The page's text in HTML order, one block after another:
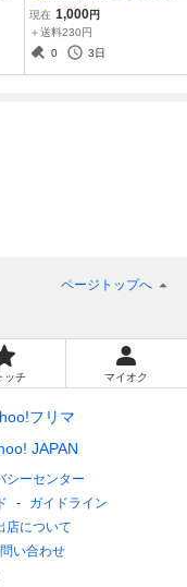
14ミリ SD ドールアイ ス
ーパードルフィー 人形 球
体関節人形 ドール
現在 1,000円
＋送料230円
0
3日
ページトップへ
ッチ マイオク
フリマ
JAPAN
シーセンター
ガイドライン
店について
い合わせ